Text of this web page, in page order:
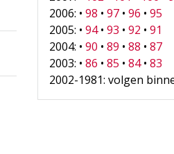
2006: •98 •97 •96 •95
2005: •94•93 •92 •91
2004: •90 •89 •88 •87
2003: •86 •85 •84•83
2002-1981: volgen